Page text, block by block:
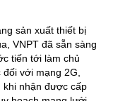
sản xuất thiết bị
VNPT đã sẵn sàng
tiến tới làm chủ
với mạng 2G,
khi nhận được cấp